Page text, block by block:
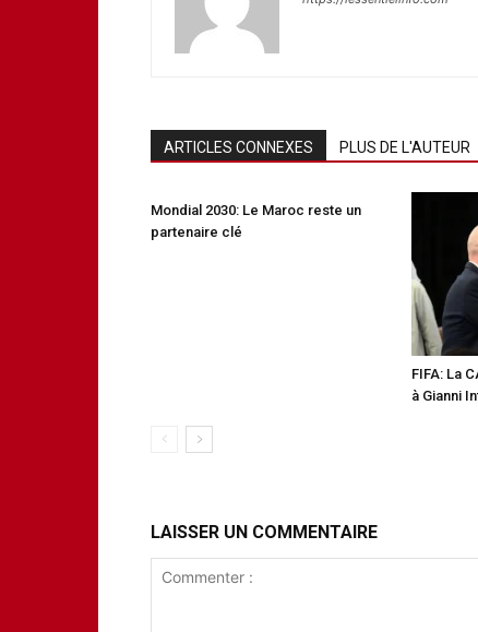
ARTICLES CONNEXES PLUS DE L'AUTEUR
Mondial 2030: Le Maroc reste un
partenaire clé
FIFA: La
à Gianni
LAISSER UN COMMENTAIRE